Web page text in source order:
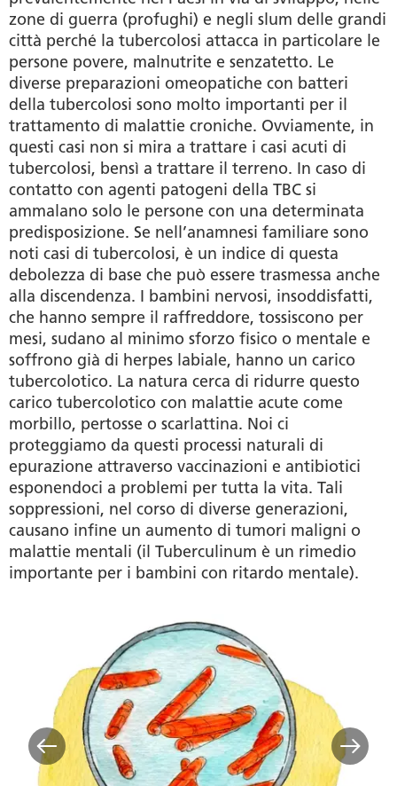
zone di guerra (profughi) e negli slum delle grandi
città perché la tubercolosi attacca in particolare le
persone povere, malnutrite e senzatetto. Le
diverse preparazioni omeopatiche con batteri
della tubercolosi sono molto importanti per il
trattamento di malattie croniche. Ovviamente, in
questi casi non si mira a trattare i casi acuti di
tubercolosi, bensì a trattare il terreno. In caso di
contatto con agenti patogeni della TBC si
ammalano solo le persone con una determinata
predisposizione. Se nell’anamnesi familiare sono
noti casi di tubercolosi, è un indice di questa
debolezza di base che può essere trasmessa anche
alla discendenza. I bambini nervosi, insoddisfatti,
che hanno sempre il raffreddore, tossiscono per
mesi, sudano al minimo sforzo fisico o mentale e
soffrono già di herpes labiale, hanno un carico
tubercolotico. La natura cerca di ridurre questo
carico tubercolotico con malattie acute come
morbillo, pertosse o scarlattina. Noi ci
proteggiamo da questi processi naturali di
epurazione attraverso vaccinazioni e antibiotici
esponendoci a problemi per tutta la vita. Tali
soppressioni, nel corso di diverse generazioni,
causano infine un aumento di tumori maligni o
malattie mentali (il Tuberculinum è un rimedio
importante per i bambini con ritardo mentale).